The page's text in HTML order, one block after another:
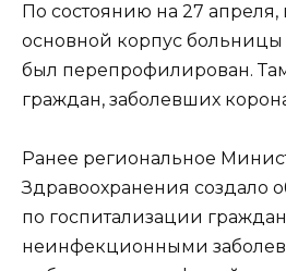
По состоянию на 27
основной корпус
был перепрофилирован.
граждан, заболевших
Ранее региональное
Здравоохранения создало
по госпитализации
неинфекционными